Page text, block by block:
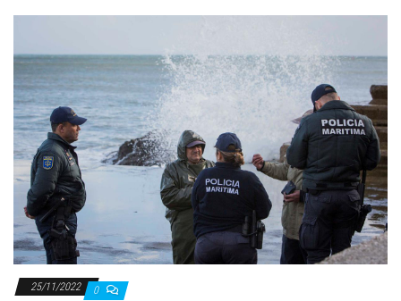
25/11/2022 0